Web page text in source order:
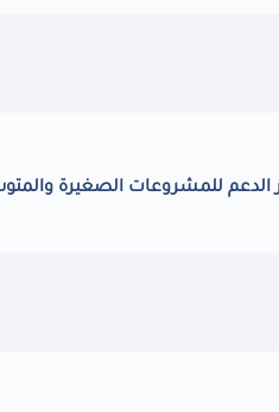
الدعم للمشروعات الصغيرة